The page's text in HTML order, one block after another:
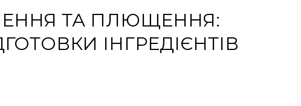
ТА ПЛЮЩЕННЯ:
ІНГРЕДІЄНТІВ